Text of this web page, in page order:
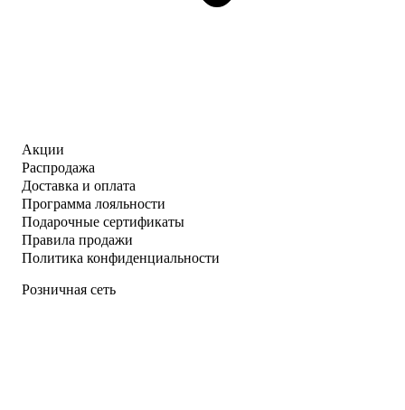
Акции
Распродажа
Доставка и оплата
Программа лояльности
Подарочные сертификаты
Правила продажи
Политика конфиденциальности
Розничная сеть